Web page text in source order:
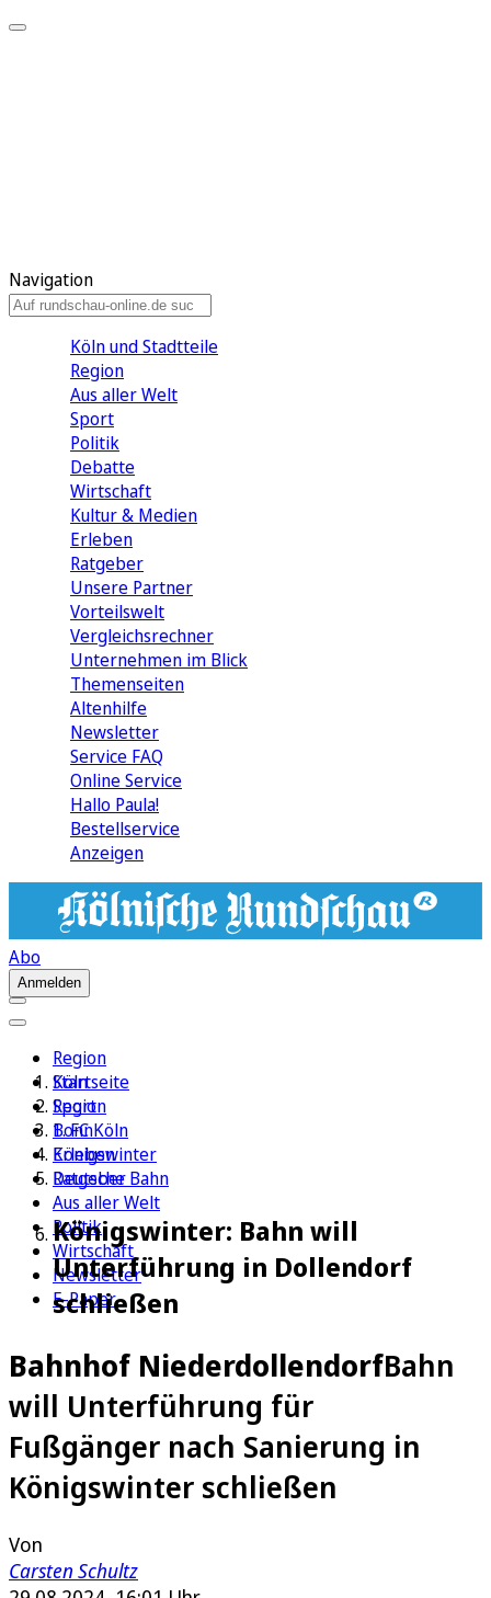
Navigation
Köln und Stadtteile
Region
Aus aller Welt
Sport
Politik
Debatte
Wirtschaft
Kultur & Medien
Erleben
Ratgeber
Unsere Partner
Vorteilswelt
Vergleichsrechner
Unternehmen im Blick
Themenseiten
Altenhilfe
Newsletter
Service FAQ
Online Service
Hallo Paula!
Bestellservice
Anzeigen
Abo
Anmelden
Region
Köln
Sport
1. FC Köln
Erleben
Ratgeber
Aus aller Welt
Politik
Wirtschaft
Newsletter
E-Paper
Startseite
Region
Bonn
Königswinter
Deutsche Bahn
Königswinter: Bahn will
Unterführung in Dollendorf
schließen
Bahnhof NiederdollendorfBahn
will Unterführung für
Fußgänger nach Sanierung in
Königswinter schließen
Von
Carsten Schultz